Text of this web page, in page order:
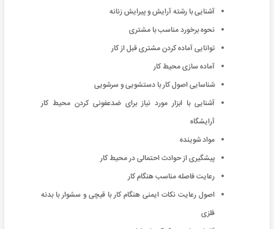
آشنایی با رشته آرایش و پیرایش زنانه
نحوه برخورد مناسب با مشتری
توانایی آماده کردن مشتری قبل از کار
آماده سازی محیط کار
شناسایی اصول کار با دستشویی و سرشویی
آشنایی با ابزار مورد نیاز برای ضدعفونی کردن محیط کار
آرایشگاه
مواد شوینده
پیشگیری از حوادث احتمالی در محیط کار
رعایت فاصله مناسب هنگام کار
اصول رعایت نکات ایمنی هنگام کار با قیچی و سشوار با بدنه
فلزی